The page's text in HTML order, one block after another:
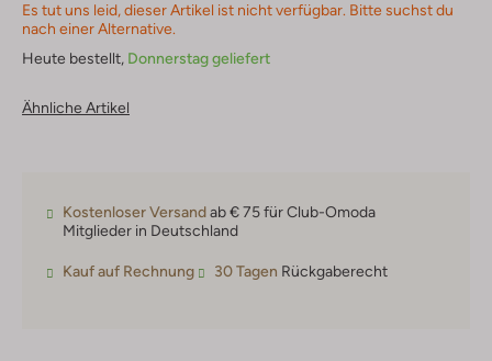
Es tut uns leid, dieser Artikel ist nicht verfügbar. Bitte suchst du
nach einer Alternative.
Heute bestellt, Donnerstag geliefert
Ähnliche Artikel
Kostenloser Versandab € 75 für Club-Omoda
Mitglieder in Deutschland
Kauf auf Rechnung 30 Tagen Rückgaberecht